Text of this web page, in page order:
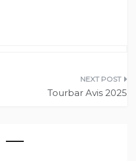
Tourbar Avis 2025